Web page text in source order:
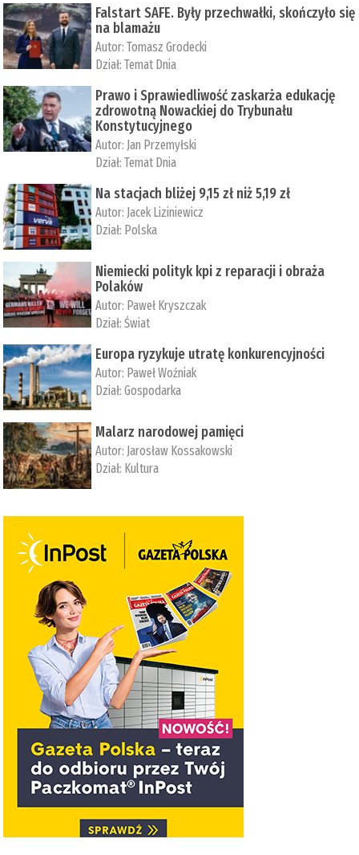
Falstart SAFE. Były przechwałki, skończyło się
na blamażu
Autor:Tomasz Grodecki
Dział:Temat Dnia
Prawo i Sprawiedliwość zaskarża edukację
zdrowotną Nowackiej do Trybunału
Konstytucyjnego
Autor: Jan Przemyłski
Dział:Temat Dnia
Na stacjach bliżej 9,15 zł niż 5,19 zł
Autor: Jacek Liziniewicz
Dział: Polska
Niemiecki polityk kpi z reparacji i obraża
Polaków
Autor: Paweł Kryszczak
Dział:Świat
Europa ryzykuje utratę konkurencyjności
Autor: Paweł Woźniak
Dział:Gospodarka
Malarz narodowej pamięci
Autor: Jarosław Kossakowski
Dział: Kultura